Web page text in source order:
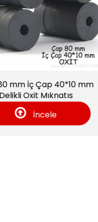
Ø32×150 mm Çubuk
İncele